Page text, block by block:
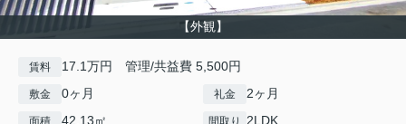
【外観】
賃料 17.1万円 管理/共益費 5,500円
敷金 0ヶ月 礼金 2ヶ月
42.13㎡ 2LDK